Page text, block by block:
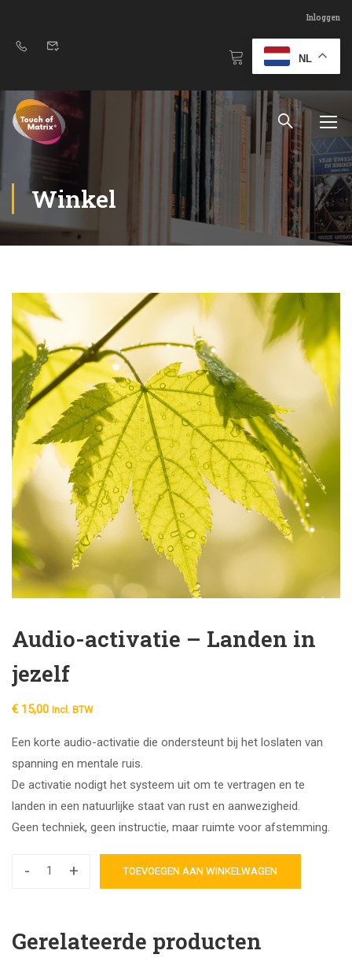
Inloggen
NL
Winkel
Audio-activatie – Landen in
jezelf
€ 15,00 Incl. BTW
Een korte audio-activatie die ondersteunt bij het loslaten van
spanning en mentale ruis.
De activatie nodigt het systeem uit om te vertragen en te
landen in een natuurlijke staat van rust en aanwezigheid.
Geen techniek, geen instructie, maar ruimte voor afstemming.
- + TOEVOEGEN AAN WINKELWAGEN
Gerelateerde producten